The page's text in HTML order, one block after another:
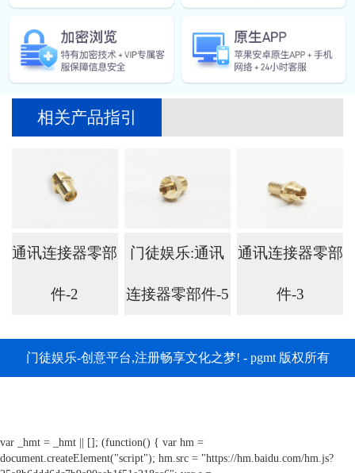
通讯连接器零部件-2
相关产品指引
通讯连接器零部
件-2
门徒娱乐:通讯
连接器零部件-5
通讯连接器零部
件-3
门徒娱乐-创意平台,注册畅享文化之梦! - pgmt 版权所有
var _hmt = _hmt || []; (function() { var hm =
document.createElement("script"); hm.src = "https://hm.baidu.com/hm.js?